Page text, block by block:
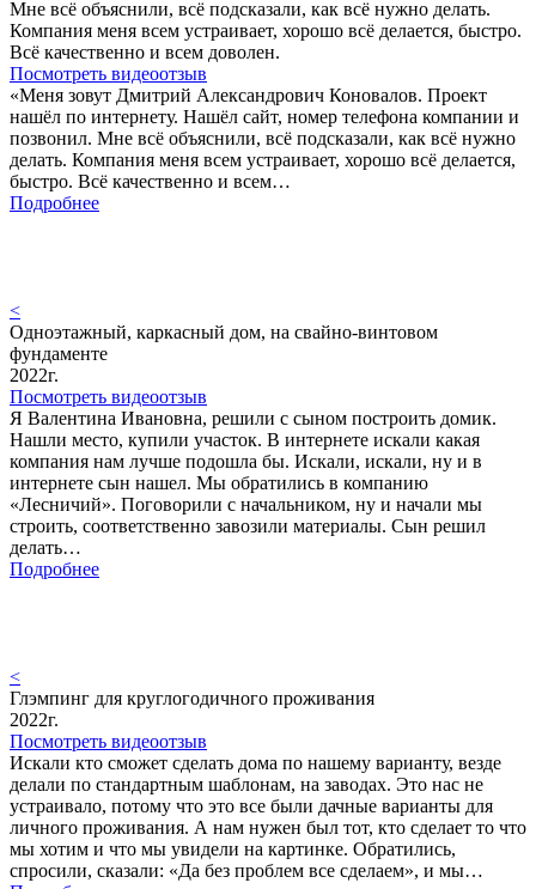
Мне всё объяснили, всё подсказали, как всё нужно делать.
Компания меня всем устраивает, хорошо всё делается, быстро.
Всё качественно и всем доволен.
Посмотреть видеоотзыв
«Меня зовут Дмитрий Александрович Коновалов. Проект
нашёл по интернету. Нашёл сайт, номер телефона компании и
позвонил. Мне всё объяснили, всё подсказали, как всё нужно
делать. Компания меня всем устраивает, хорошо всё делается,
быстро. Всё качественно и всем…
Подробнее
<
Одноэтажный, каркасный дом, на свайно-винтовом
фундаменте
2022г.
Посмотреть видеоотзыв
Я Валентина Ивановна, решили с сыном построить домик.
Нашли место, купили участок. В интернете искали какая
компания нам лучше подошла бы. Искали, искали, ну и в
интернете сын нашел. Мы обратились в компанию
«Лесничий». Поговорили с начальником, ну и начали мы
строить, соответственно завозили материалы. Сын решил
делать…
Подробнее
<
Глэмпинг для круглогодичного проживания
2022г.
Посмотреть видеоотзыв
Искали кто сможет сделать дома по нашему варианту, везде
делали по стандартным шаблонам, на заводах. Это нас не
устраивало, потому что это все были дачные варианты для
личного проживания. А нам нужен был тот, кто сделает то что
мы хотим и что мы увидели на картинке. Обратились,
спросили, сказали: «Да без проблем все сделаем», и мы…